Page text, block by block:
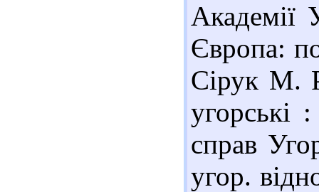
Європа:
Сірук М.
угорські
справ
угор.